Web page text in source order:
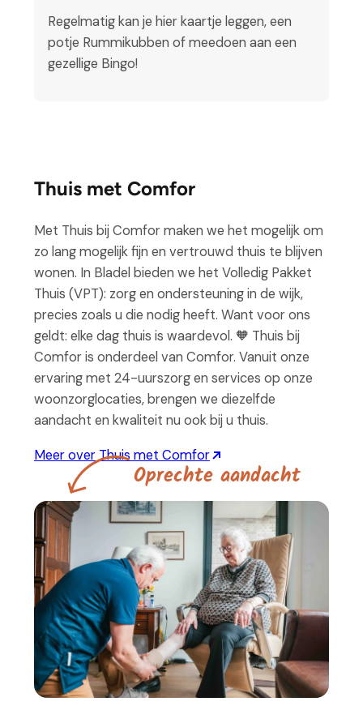
Regelmatig kan je hier kaartje leggen, een
potje Rummikubben of meedoen aan een
gezellige Bingo!
Thuis met Comfor
Met Thuis bij Comfor maken we het mogelijk om
zo lang mogelijk fijn en vertrouwd thuis te blijven
wonen. In Bladel bieden we het Volledig Pakket
Thuis (VPT): zorg en ondersteuning in de wijk,
precies zoals u die nodig heeft. Want voor ons
geldt: elke dag thuis is waardevol. 🧡 Thuis bij
Comfor is onderdeel van Comfor. Vanuit onze
ervaring met 24-uurszorg en services op onze
woonzorglocaties, brengen we diezelfde
aandacht en kwaliteit nu ook bij u thuis.
Meer over Thuis met Comfor
Oprechte aandacht